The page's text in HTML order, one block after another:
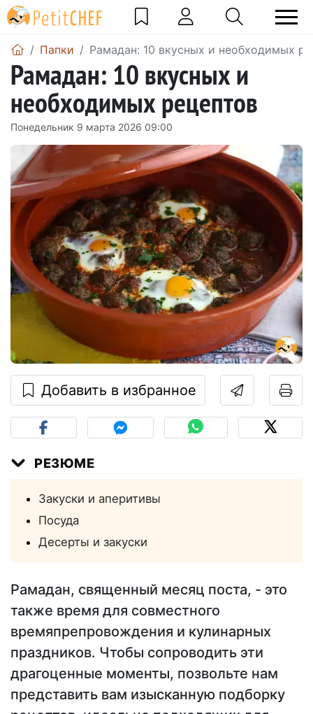
Папки Рамадан: 10 вкусных и необходимых
Рамадан: 10 вкусных и
необходимых рецептов
Понедельник 9 марта 2026 09:00
Добавить в избранное
РЕЗЮМЕ
Закуски и аперитивы
Посуда
Десерты и закуски
Рамадан, священный месяц поста, - это
также время для совместного
времяпрепровождения и кулинарных
праздников. Чтобы сопроводить эти
драгоценные моменты, позвольте нам
представить вам изысканную подборку